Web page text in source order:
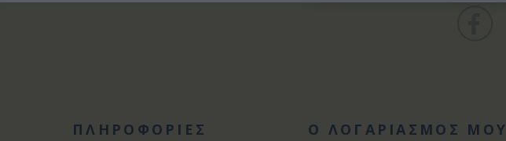
ΠΛΗΡΟΦΟΡΙΕΣ Ο ΛΟΓΑΡΙΑΣΜΟΣ ΜΟΥ